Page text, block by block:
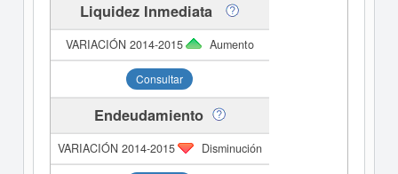
Liquidez Inmediata
Aumento
Consultar
Endeudamiento
Disminución